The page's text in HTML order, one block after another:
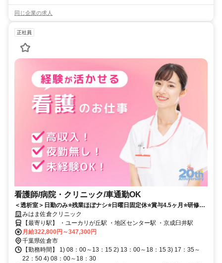
同じ企業の求人
正社員
看護師/病院・クリニック/車通勤OK
＜透析室＞日勤のみ⭐残業ほぼナシ⭐日曜日固定休⭐賞与4.5ヶ月⭐研修制
度あり⭕各種手当・福利厚生が充実している透析クリニックでのお仕事
です✨
みはま佐倉クリニック
【最寄り駅】 ・ユーカリが丘駅 ・地区センター駅 ・京成臼井駅
月給322,800円～347,300円
千葉県佐倉市
【勤務時間】 1) 08：00～13：15 2) 13：00～18：15 3) 17：35～
22：50 4) 08：00～18：30